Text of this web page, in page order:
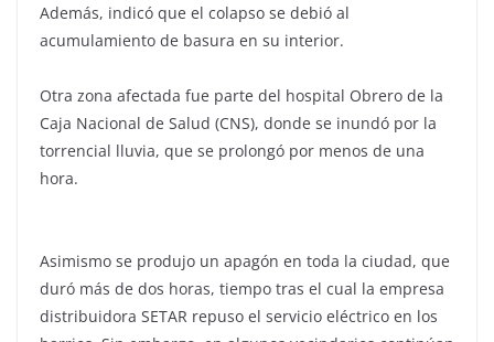
Además, indicó que el colapso se debió al
acumulamiento de basura en su interior.
Otra zona afectada fue parte del hospital Obrero de la
Caja Nacional de Salud (CNS), donde se inundó por la
torrencial lluvia, que se prolongó por menos de una
hora.
Asimismo se produjo un apagón en toda la ciudad, que
duró más de dos horas, tiempo tras el cual la empresa
distribuidora SETAR repuso el servicio eléctrico en los